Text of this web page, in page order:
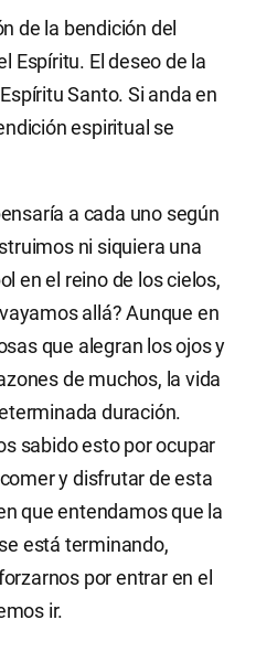
de la bendición del
Espíritu. El deseo de la
Santo. Si anda en
espiritual se
a cada uno según
ni siquiera una
en el reino de los cielos,
allá? Aunque en
que alegran los ojos y
de muchos, la vida
duración.
sabido esto por ocupar
y disfrutar de esta
que entendamos que la
está terminando,
por entrar en el
ir.